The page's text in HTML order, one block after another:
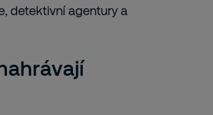
detektivní agentury a